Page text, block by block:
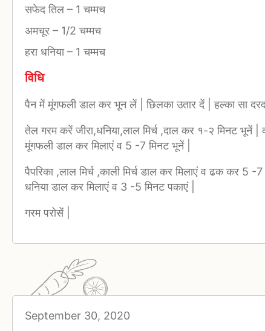
सफेद तिल – 1 चम्मच
अमचूर – 1/2 चम्मच
हरा धनिया– 1 चम्मच
विधि
पैन में मूंगफली डाल कर भून लें | छिलका उतार दें | हल्का सा
तेल गरम करें जीरा,धनिया,लाल मिर्च ,दाल कर १-२ मिनट भूनें |
मूंगफली डाल कर मिलाएं व 5 -7 मिनट भूनें |
पैपरिका ,लाल मिर्च ,काली मिर्च डाल कर मिलाएं व ढक कर 5
धनिया डाल कर मिलाएं व 3 -5 मिनट पकाएं |
गरम परोसें |
September 30, 2020